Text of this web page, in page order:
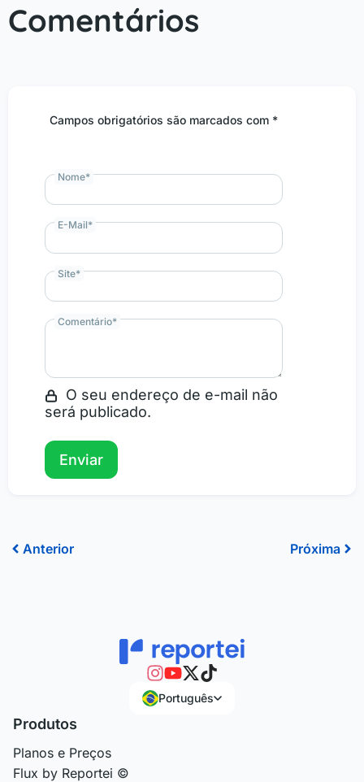
Comentários
Campos obrigatórios são marcados com *
Comentário*
O seu endereço de e-mail não
será publicado.
Nome*
E-Mail*
Site*
Anterior
Anterior Próxima
Português
Produtos
Planos e Preços
Flux by Reportei ©